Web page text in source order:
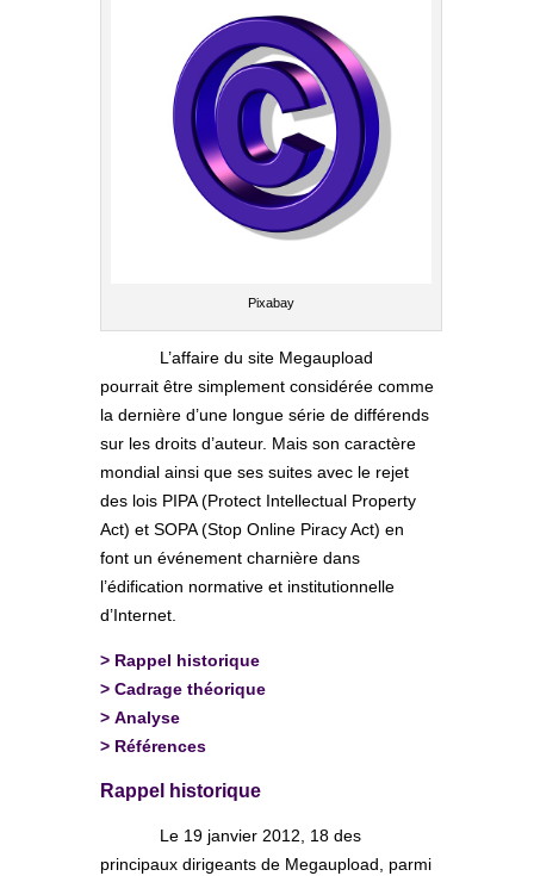
Pixabay
L’affaire du site Megaupload
pourrait être simplement considérée comme
la dernière d’une longue série de différends
sur les droits d’auteur. Mais son caractère
mondial ainsi que ses suites avec le rejet
des lois PIPA (Protect Intellectual Property
Act) et SOPA (Stop Online Piracy Act) en
font un événement charnière dans
l’édification normative et institutionnelle
d’Internet.
> Rappel historique
> Cadrage théorique
> Analyse
> Références
Rappel historique
Le 19 janvier 2012, 18 des
principaux dirigeants de Megaupload, parmi